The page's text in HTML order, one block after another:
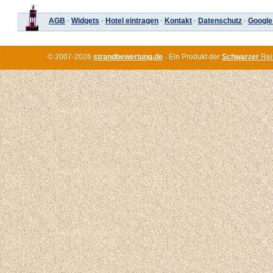
AGB · Widgets · Hotel eintragen · Kontakt · Datenschutz ·
© 2007-2026 strandbewertung.de · Ein Produkt der Schwarzer